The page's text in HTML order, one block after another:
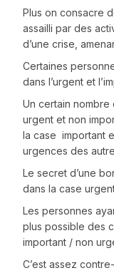
Plus on consacre
assailli par des
d’une crise,
Certaines
dans l’urgent et
Un certain nombre
urgent et non
la case important
urgences des
Le secret d’une
dans la case
Les personnes
plus possible des
important / non
C’est assez